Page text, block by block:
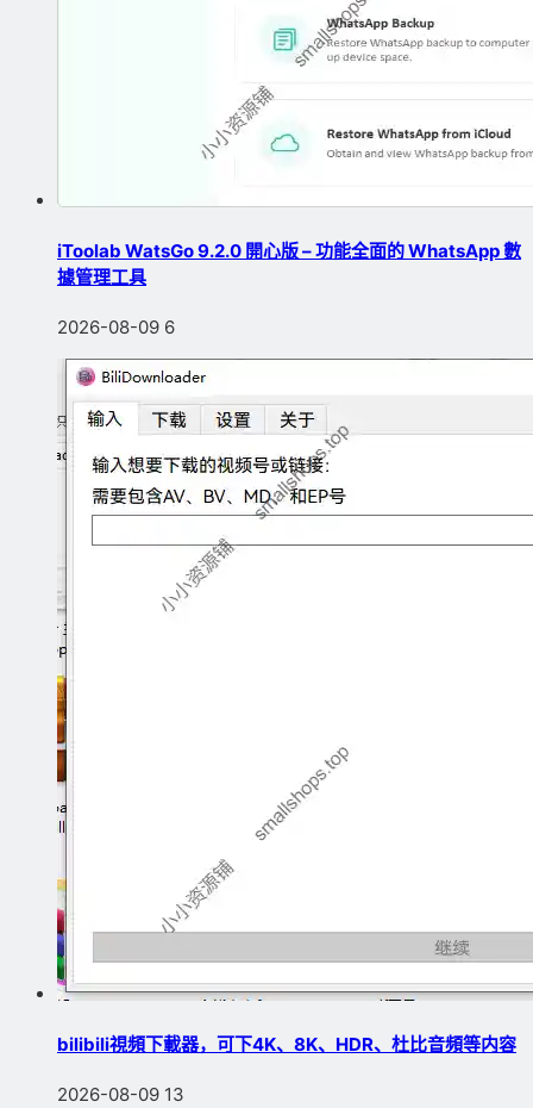
iToolab WatsGo 9.2.0 開心版 – 功能全面的 WhatsApp 數
據管理工具
2026-08-09 6
bilibili視頻下載器，可下4K、8K、HDR、杜比音頻等内容
2026-08-09 13